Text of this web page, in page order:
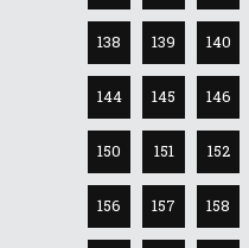
138 139 140
144 145 146
150 151 152
156 157 158